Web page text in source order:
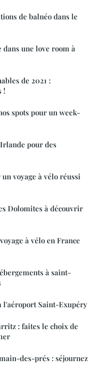
de balnéo dans le
dans une love room à
de 2021 :
!
spots pour un week-
pour des
voyage à vélo réussi
Dolomites à découvrir
à vélo en France
à saint-
l'aéroport Saint-Exupéry
: faites le choix de
des-prés : séjournez